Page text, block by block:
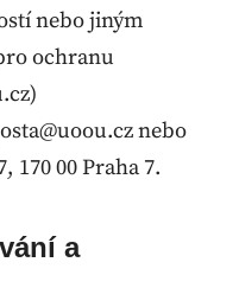
nebo jiným
ochranu
nebo
170 00 Praha 7.
a